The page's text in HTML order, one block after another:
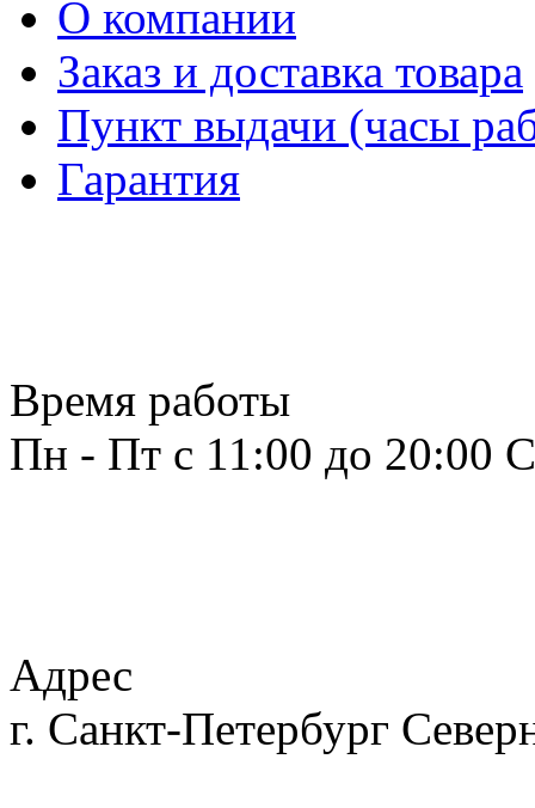
О компании
Заказ и доставка товара
Пункт выдачи (часы
Гарантия
Время работы
Пн - Пт с 11:00 до 20:00
Адрес
г. Санкт-Петербург